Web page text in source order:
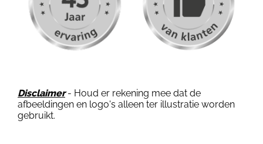
Disclaimer- Houd er rekening mee dat de
afbeeldingen en logo's alleen ter illustratie worden
gebruikt.